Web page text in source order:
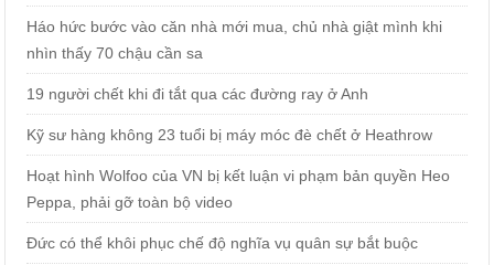
Háo hức bước vào căn nhà mới mua, chủ nhà giật mình khi
nhìn thấy 70 chậu cần sa
19 người chết khi đi tắt qua các đường ray ở Anh
Kỹ sư hàng không 23 tuổi bị máy móc đè chết ở Heathrow
Hoạt hình Wolfoo của VN bị kết luận vi phạm bản quyền Heo
Peppa, phải gỡ toàn bộ video
Đức có thể khôi phục chế độ nghĩa vụ quân sự bắt buộc